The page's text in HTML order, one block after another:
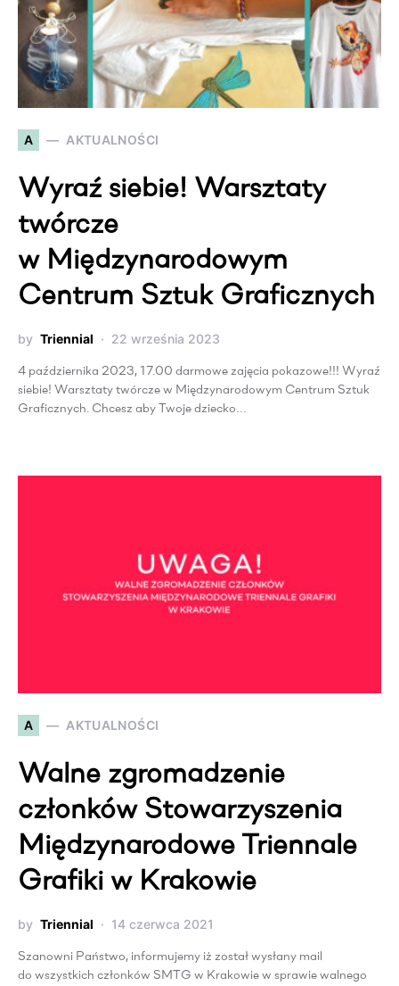
A AKTUALNOŚCI
Wyraź siebie! Warsztaty
twórcze
w Międzynarodowym
Centrum Sztuk Graficznych
by Triennial 22 września 2023
4 października 2023, 17.00 darmowe zajęcia pokazowe!!! Wyraź
siebie! Warsztaty twórcze w Międzynarodowym Centrum Sztuk
Graficznych. Chcesz aby Twoje dziecko…
A AKTUALNOŚCI
Walne zgromadzenie
członków Stowarzyszenia
Międzynarodowe Triennale
Grafiki w Krakowie
by Triennial 14 czerwca 2021
Szanowni Państwo, informujemy iż został wysłany mail
do wszystkich członków SMTG w Krakowie w sprawie walnego